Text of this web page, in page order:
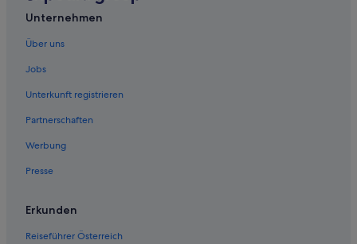
Unternehmen
Über uns
Jobs
Unterkunft registrieren
Partnerschaften
Werbung
Presse
Erkunden
Reiseführer Österreich